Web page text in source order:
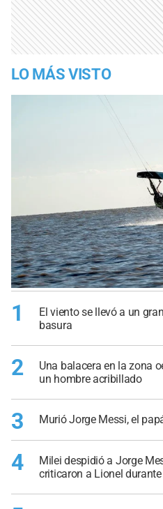
LO MÁS VISTO
1
El viento se llevó a un
basura
2
Una balacera en la zona
un hombre acribillado
3 Murió Jorge Messi, el
4
Milei despidió a Jorge
criticaron a Lionel